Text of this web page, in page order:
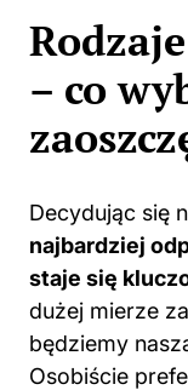
– co
Decydując się
najbardziej
staje się
dużej mierze
będziemy
Osobiście